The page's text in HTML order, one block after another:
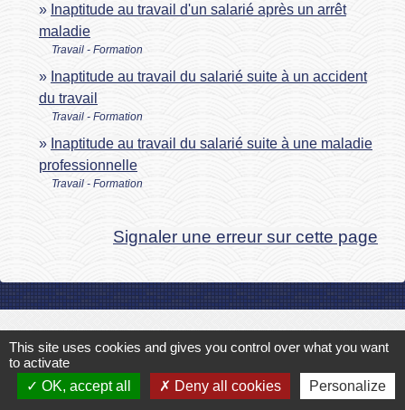
Inaptitude au travail d'un salarié après un arrêt
maladie
Travail - Formation
Inaptitude au travail du salarié suite à un accident
du travail
Travail - Formation
Inaptitude au travail du salarié suite à une maladie
professionnelle
Travail - Formation
Signaler une erreur sur cette page
Contact
Commune de Bruyères et Montbérault
Place du Général de Gaulle
This site uses cookies and gives you control over what you want
to activate
OK, accept all
Deny all cookies Personalize